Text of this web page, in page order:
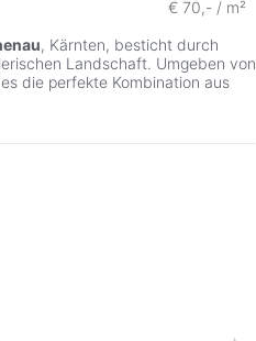
€ 70,- / m²
, Kärnten, besticht durch
Landschaft. Umgeben von
die perfekte Kombination aus